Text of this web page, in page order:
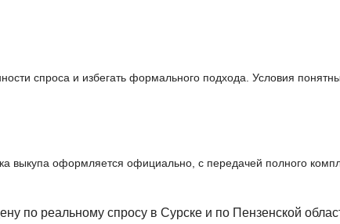
спроса и избегать формального подхода. Условия
выкупа оформляется официально, с передачей полного
по реальному спросу в Сурске и по Пензенской